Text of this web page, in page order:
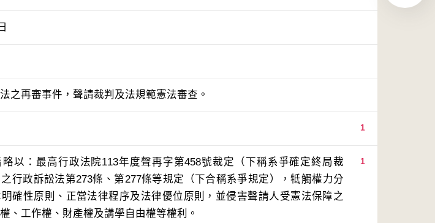
之再審事件，聲請裁判及法規範憲法審查。
1
1
以：最高行政法院113年度聲再字第458號裁定（下稱系爭確定終局裁
行政訴訟法第273條、第277條等規定（下合稱系爭規定），牴觸權力分
確性原則、正當法律程序及法律優位原則，並侵害聲請人受憲法保障之